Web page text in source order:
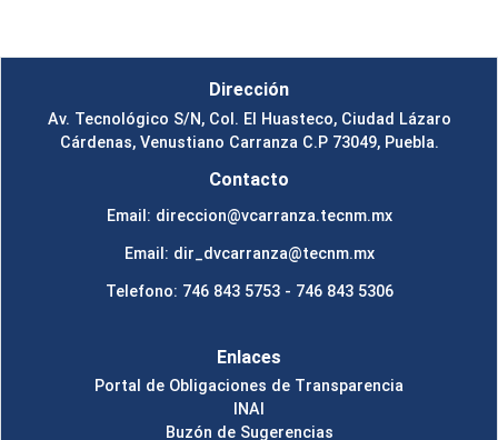
Dirección
Av. Tecnológico S/N, Col. El Huasteco, Ciudad Lázaro
Cárdenas, Venustiano Carranza C.P 73049, Puebla.
Contacto
Email: direccion@vcarranza.tecnm.mx
Email: dir_dvcarranza@tecnm.mx
Telefono: 746 843 5753 - 746 843 5306
Enlaces
Portal de Obligaciones de Transparencia
INAI
Buzón de Sugerencias